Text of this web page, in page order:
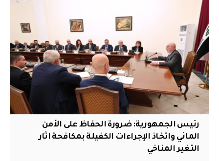
رئيس الجمهورية: ضرورة الحفاظ على الأمن
المائي واتخاذ الإجراءات الكفيلة بمكافحة آثار
التغير المناخي